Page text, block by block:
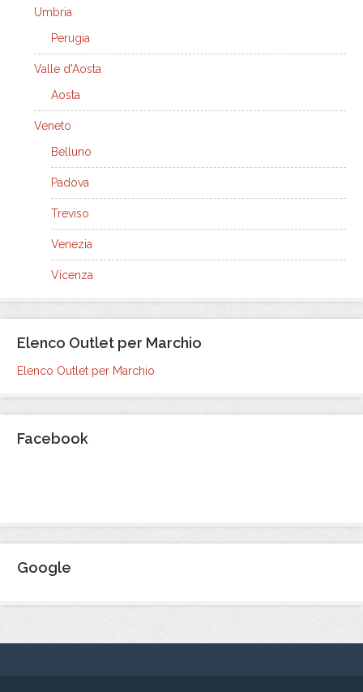
Umbria
Perugia
Valle d'Aosta
Aosta
Veneto
Belluno
Padova
Treviso
Venezia
Vicenza
Elenco Outlet per Marchio
Elenco Outlet per Marchio
Facebook
Google